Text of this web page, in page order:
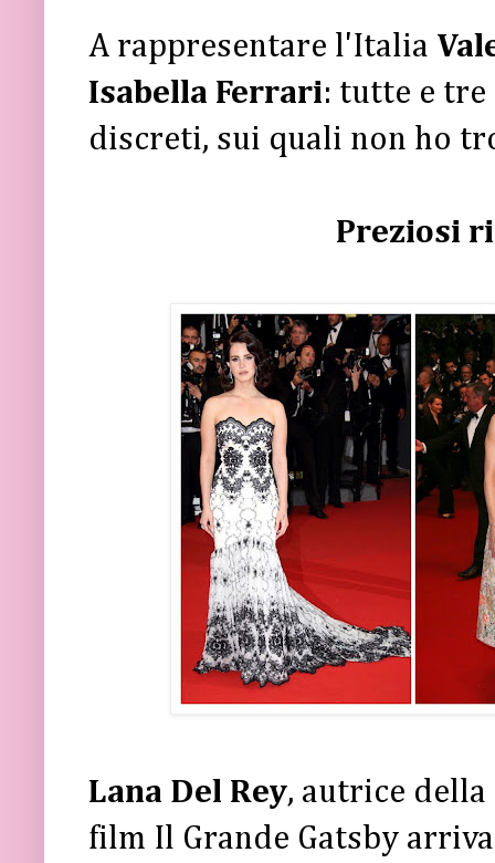
A rappresentare l'Italia
Isabella Ferrari: tutte e
discreti, sui quali non ho
Preziosi
Lana Del Rey, autrice
film Il Grande Gatsby